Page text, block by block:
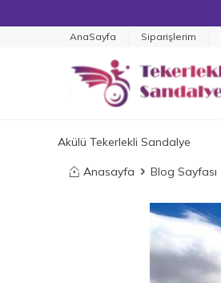
AnaSayfa Siparişlerim
Akülü Tekerlekli Sandalye
Anasayfa Blog Sayfası